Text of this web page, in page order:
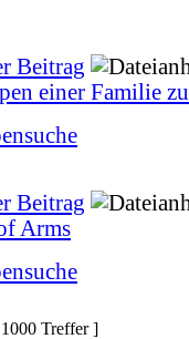
einer Familie
Arms
Treffer ]